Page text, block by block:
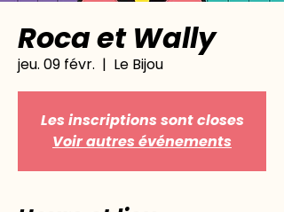
Roca et Wally
jeu. 09 févr.
  |
Le Bijou
Les inscriptions sont closes
Voir autres événements